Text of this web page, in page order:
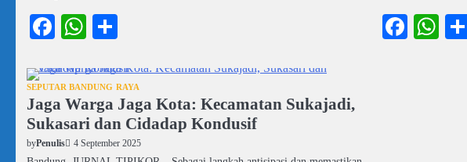
Facebook
WhatsApp
SEPUTAR BANDUNG RAYA
Jaga Warga Jaga Kota: Kecamatan Sukajadi,
Sukasari dan Cidadap Kondusif
byPenulis 4 September 2025